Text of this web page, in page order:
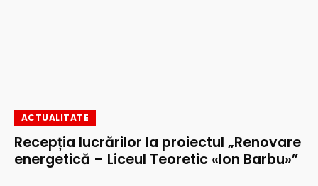
ACTUALITATE
Recepția lucrărilor la proiectul „Renovare
energetică – Liceul Teoretic «Ion Barbu»”